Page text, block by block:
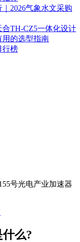
2026气象水文采购
TH-CZ5一体化设计
用的选型指南
行榜
号光电产业加速器
么?